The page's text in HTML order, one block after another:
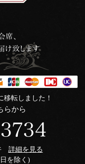
移転しました！
らから
詳細を見る
を除く)